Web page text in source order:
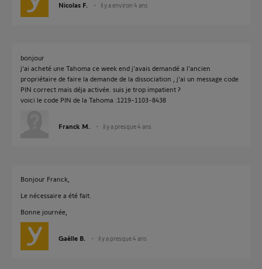
Nicolas F. il y a environ 4 ans
bonjour
j'ai acheté une Tahoma ce week end j'avais demandé a l'ancien
propriétaire de faire la demande de la dissociation , j'ai un message code
PIN correct mais déja activée. suis je trop impatient ?
voici le code PIN de la Tahoma :1219-1103-8438
Franck M. il y a presque 4 ans
Bonjour Franck,
Le nécessaire a été fait.
Bonne journée,
Gaëlle B. il y a presque 4 ans